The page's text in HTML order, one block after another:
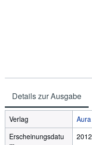
Details zur Ausgabe
Verlag
Aura
Erscheinungsdatu
2012